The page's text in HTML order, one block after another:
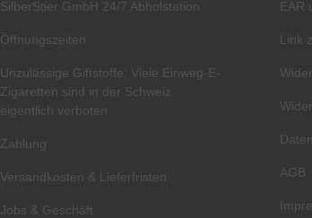
SilberStier GmbH 24/7 Abholstation
Öffnungszeiten
Unzulässige Giftstoffe: Viele Einweg-E-
Zigaretten sind in der Schweiz
eigentlich verboten
Zahlung
Versandkosten & Lieferfristen
Jobs & Geschäft
EAR
Link
AGB